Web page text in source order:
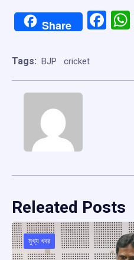
Share
Tags: BJP cricket
Releated Posts
মুখ্য খবর